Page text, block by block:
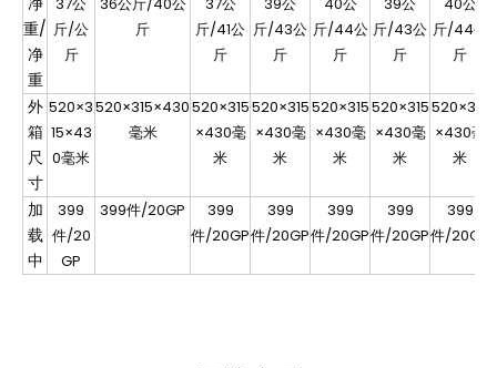
重/
净
重
斤/公
斤
斤
斤/41公
斤
斤/43公
斤
斤/44公
斤
斤/43公
斤
斤/44公
斤
外
箱
尺
寸
520×3
15×43
0毫米
520×315×430
毫米
520×315
×430毫
米
520×315
×430毫
米
520×315
×430毫
米
520×315
×430毫
米
520×315
×430毫
米
加
载
中
399
件/20
GP
399件/20GP
399
件/20GP
399
件/20GP
399
件/20GP
399
件/20GP
399
件/20GP